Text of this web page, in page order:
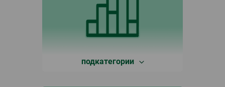
подкатегории